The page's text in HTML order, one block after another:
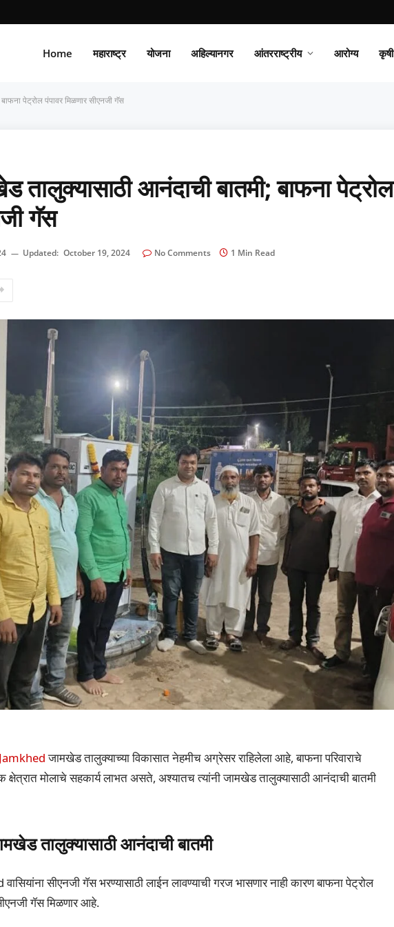
Home महाराष्ट्र योजना अहिल्यानगर आंतरराष्ट्रीय आरोग्य कृषी
पेट्रोल पंपावर मिळणार सीएनजी गॅस
आनंदाची बातमी; बाफना पेट्रोल
गॅस
Updated: October 19, 2024 No Comments 1 Min Read
Jamkhedजामखेड तालुक्याच्या विकासात नेहमीच अग्रेसर राहिलेला आहे, बाफना परिवाराचे
क्षेत्रात मोलाचे सहकार्य लाभत असते, अश्यातच त्यांनी जामखेड तालुक्यासाठी आनंदाची बातमी
तालुक्यासाठी आनंदाची बातमी
सीएनजी गॅस भरण्यासाठी लाईन लावण्याची गरज भासणार नाही कारण बाफना पेट्रोल
गॅस मिळणार आहे.